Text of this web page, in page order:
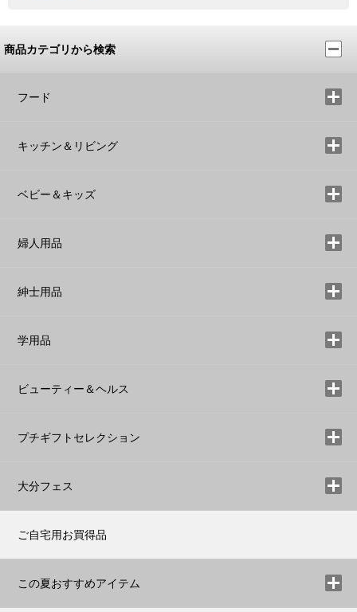
商品カテゴリから検索
フード
キッチン＆リビング
ベビー＆キッズ
婦人用品
紳士用品
学用品
ビューティー＆ヘルス
プチギフトセレクション
大分フェス
ご自宅用お買得品
この夏おすすめアイテム